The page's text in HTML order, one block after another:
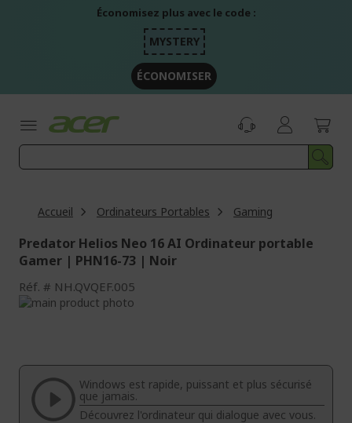
Économisez plus avec le code :
MYSTERY
ÉCONOMISER
Accueil Ordinateurs Portables Gaming
Predator Helios Neo 16 AI Ordinateur portable
Gamer | PHN16-73 | Noir
Réf. NH.QVQEF.005
Passer
de
galerie
d’images
de
Galerie
d’images
Windows est rapide, puissant et plus sécurisé
que jamais.
Découvrez l'ordinateur qui dialogue avec vous.